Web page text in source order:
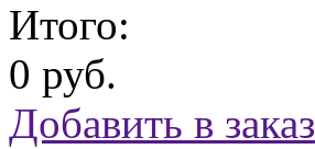
Итого:
0 руб.
Добавить в заказ